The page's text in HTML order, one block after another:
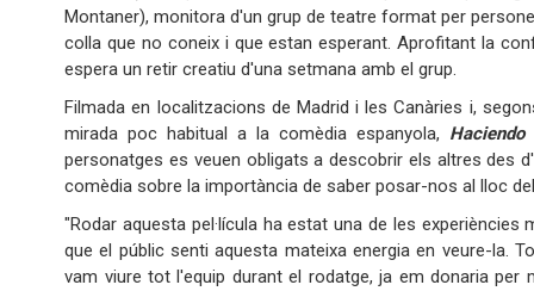
Montaner), monitora d'un grup de teatre format per
colla que no coneix i que estan esperant. Aprofitant la
espera un retir creatiu d'una setmana amb el grup.
Filmada en localitzacions de Madrid i les Canàries i,
mirada poc habitual a la comèdia espanyola, Haciendo
personatges es veuen obligats a descobrir els altres des
comèdia sobre la importància de saber posar-nos al lloc
"Rodar aquesta pel·lícula ha estat una de les
que el públic senti aquesta mateixa energia en veure-la.
vam viure tot l'equip durant el rodatge, ja em donaria